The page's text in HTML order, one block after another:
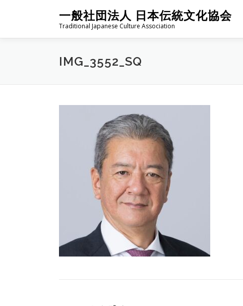
ン
一般社団法人 日本伝統文化協会
Traditional Japanese Culture Association
IMG_3552_SQ